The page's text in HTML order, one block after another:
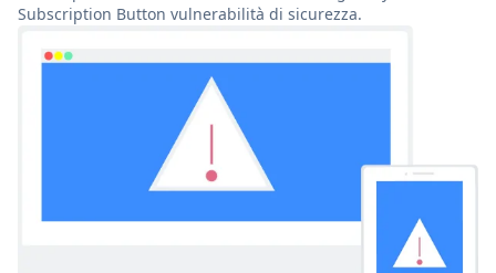
Subscription Button vulnerabilità di sicurezza.